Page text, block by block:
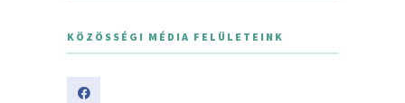
KÖZÖSSÉGI MÉDIA FELÜLETEINK